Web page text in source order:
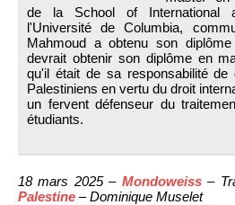
de la School of International
l'Université de Columbia,
Mahmoud a obtenu son
devrait obtenir son diplôme en
qu'il était de sa responsabilité de
Palestiniens en vertu du droit
un fervent défenseur du
étudiants.
18 mars 2025 – Mondoweiss–
Palestine – Dominique Muselet